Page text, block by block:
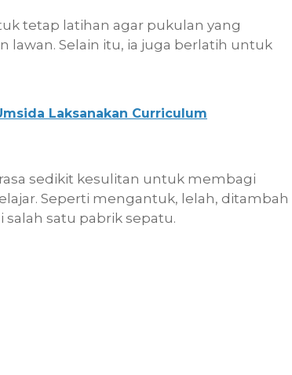
tetap latihan agar pukulan yang
lawan. Selain itu, ia juga berlatih untuk
Laksanakan Curriculum
sedikit kesulitan untuk membagi
Seperti mengantuk, lelah, ditambah
satu pabrik sepatu.